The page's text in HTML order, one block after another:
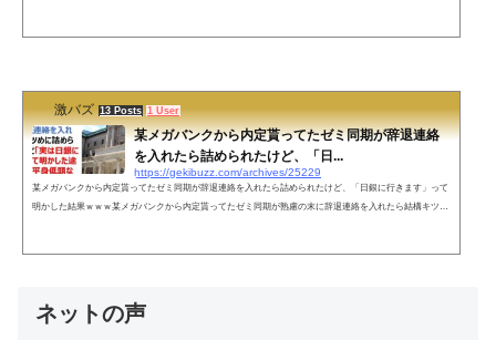
激バズ 13 Posts 1 User
某メガバンクから内定貰ってたゼミ同期が辞退連絡
を入れたら詰められたけど、「日...
https://gekibuzz.com/archives/25229
某メガバンクから内定貰ってたゼミ同期が辞退連絡を入れたら詰められたけど、「日銀に行きます」って
明かした結果ｗｗｗ某メガバンクから内定貰ってたゼミ同期が熟慮の末に辞退連絡を入れたら結構キツめ
ネットの声